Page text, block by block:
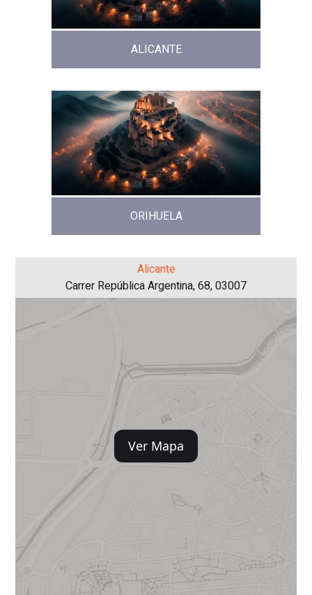
ALICANTE
ORIHUELA
Alicante
Carrer República Argentina, 68, 03007
Ver Mapa